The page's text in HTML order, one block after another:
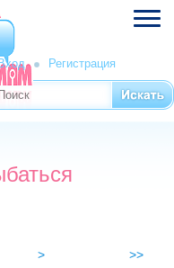
Регистрация
поиска
> >>